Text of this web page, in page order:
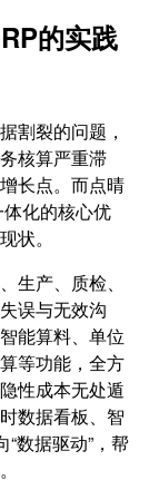
的实践
割裂的问题，
核算严重滞
长点。而点晴
化的核心优
状。
生产、质检、
误与无效沟
能算料、单位
等功能，全方
性成本无处遁
数据看板、智
数据驱动”，帮